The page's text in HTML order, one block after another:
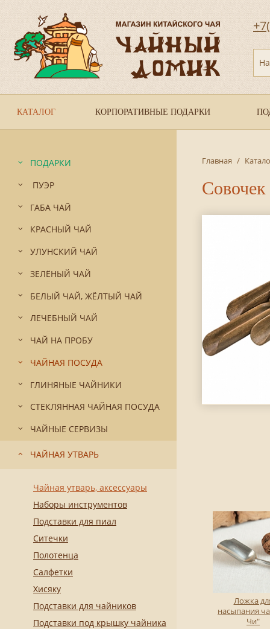
КАТАЛОГ КОРПОРАТИВНЫЕ ПОДАРКИ
ПОДАРКИ
ПУЭР
ГАБА ЧАЙ
КРАСНЫЙ ЧАЙ
УЛУНСКИЙ ЧАЙ
ЗЕЛЁНЫЙ ЧАЙ
БЕЛЫЙ ЧАЙ, ЖЁЛТЫЙ ЧАЙ
ЛЕЧЕБНЫЙ ЧАЙ
ЧАЙ НА ПРОБУ
ЧАЙНАЯ ПОСУДА
ГЛИНЯНЫЕ ЧАЙНИКИ
СТЕКЛЯННАЯ ЧАЙНАЯ ПОСУДА
ЧАЙНЫЕ СЕРВИЗЫ
ЧАЙНАЯ УТВАРЬ
Чайная утварь, аксессуары
Наборы инструментов
Подставки для пиал
Ситечки
Полотенца
Салфетки
Хисяку
Подставки для чайников
Подставки под крышку чайника
Главная /
Ложка
насыпания
Чи"